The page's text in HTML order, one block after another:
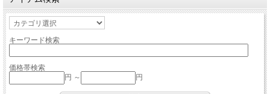
キーワード検索
価格帯検索
円 ～
円